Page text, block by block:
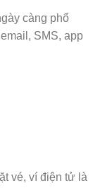
càng phổ
SMS, app
vé, ví điện tử là